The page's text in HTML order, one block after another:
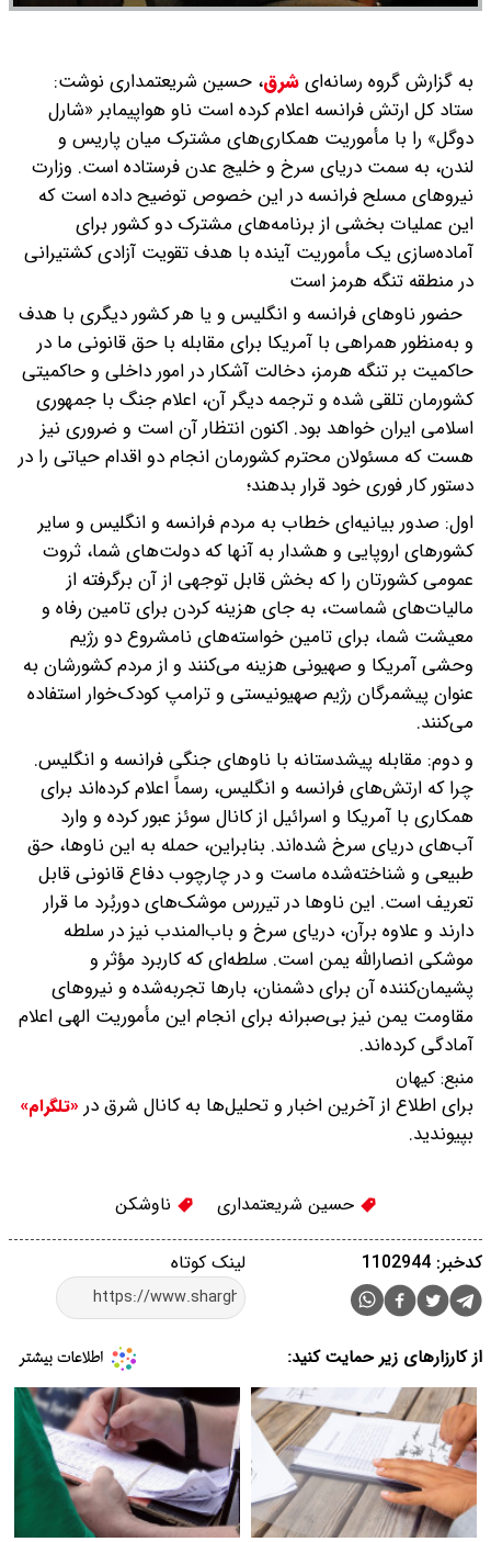
به گزارش گروه رسانه‌ایشرق، حسین شریعتمداری نوشت:
ستاد کل ارتش فرانسه اعلام کرده است ناو هواپیمابر «شارل
دوگل» را با مأموریت همکاری‌های مشترک میان پاریس و
لندن، به سمت دریای سرخ و خلیج عدن فرستاده است. وزارت
نیروهای مسلح فرانسه در این خصوص توضیح داده است که
این عملیات بخشی از برنامه‌های مشترک دو کشور برای
آماده‌سازی یک مأموریت آینده با هدف تقویت آزادی کشتیرانی
در منطقه تنگه هرمز است
حضور ناوهای فرانسه و انگلیس و یا هر کشور دیگری با هدف
و به‌منظور همراهی با آمریکا برای مقابله با حق قانونی ما در
حاکمیت بر تنگه هرمز، دخالت آشکار در امور داخلی و حاکمیتی
کشورمان تلقی شده و ترجمه دیگر آن، اعلام جنگ با جمهوری
اسلامی ایران خواهد بود. اکنون انتظار آن است و ضروری نیز
هست که مسئولان محترم کشورمان انجام دو اقدام حیاتی را در
دستور کار فوری خود قرار بدهند؛
اول: صدور بیانیه‌ای خطاب به مردم فرانسه و انگلیس و سایر
کشورهای اروپایی و هشدار به آنها که دولت‌های شما، ثروت
عمومی کشورتان را که بخش قابل توجهی از آن برگرفته از
مالیات‌های شماست، به جای هزینه کردن برای تامین رفاه و
معیشت شما، برای تامین خواسته‌های نامشروع دو رژیم
وحشی آمریکا و صهیونی هزینه می‌کنند و از مردم کشورشان به
عنوان پیشمرگان رژیم صهیونیستی و ترامپ کودک‌خوار استفاده
می‌کنند.
و دوم: مقابله پیشدستانه با ناوهای جنگی فرانسه و انگلیس.
چرا که ارتش‌های فرانسه و انگلیس، رسماً اعلام کرده‌اند برای
همکاری با آمریکا و اسرائیل از کانال سوئز عبور کرده و وارد
آب‌های دریای سرخ شده‌اند. بنابراین، حمله به این ناوها، حق
طبیعی و شناخته‌شده ماست و در چارچوب دفاع قانونی قابل
تعریف است. این ناوها در تیررس موشک‌های دوربُرد ما قرار
دارند و علاوه‌ برآن، دریای سرخ و باب‌المندب نیز در سلطه
موشکی انصارالله یمن است. سلطه‌ای که کاربرد مؤثر و
پشیمان‌کننده آن برای دشمنان، بارها تجربه‌شده و نیروهای
مقاومت یمن نیز بی‌صبرانه برای انجام این مأموریت الهی اعلام
آمادگی کرده‌اند.
منبع: کیهان
برای اطلاع از آخرین اخبار و تحلیل‌ها به کانال شرق در «تلگرام»
بپیوندید.
حسین شریعتمداری ناوشکن‌
لینک کوتاه کدخبر: 1102944
از کارزارهای زیر حمایت کنید: